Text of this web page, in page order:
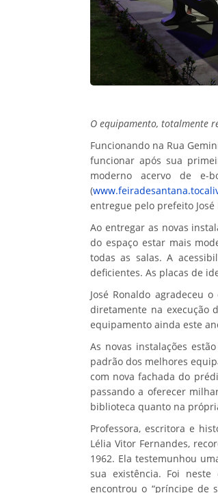
O equipamento, totalmente
Funcionando na Rua
funcionar após sua
moderno acervo de e-
(
entregue pelo prefeito
Ao entregar as novas
do espaço estar mais
todas as salas. A
deficientes. As placas de
José Ronaldo agradeceu
diretamente na execução
equipamento ainda este
As novas instalações
padrão dos melhores
com nova fachada do
passando a oferecer
biblioteca quanto na
Professora, escritora e
Lélia Vitor Fernandes,
1962. Ela testemunhou
sua existência. Foi
encontrou o “príncipe de